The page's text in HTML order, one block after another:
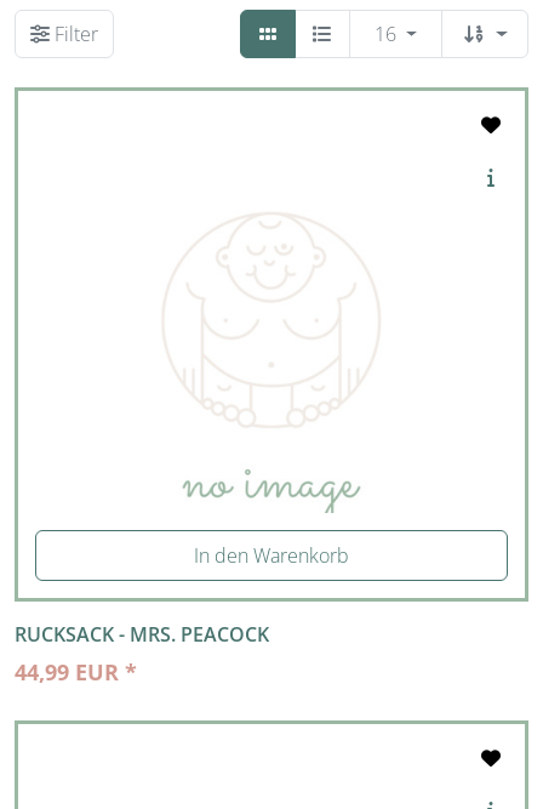
Filter 16
In den Warenkorb
RUCKSACK - MRS. PEACOCK
44,99 EUR *